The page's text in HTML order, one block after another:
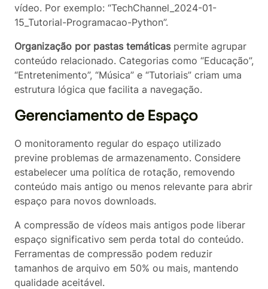
vídeo. Por exemplo: “TechChannel_2024-01-
15_Tutorial-Programacao-Python”.
Organização por pastas temáticaspermite agrupar
conteúdo relacionado. Categorias como “Educação”,
“Entretenimento”, “Música” e “Tutoriais” criam uma
estrutura lógica que facilita a navegação.
Gerenciamento de Espaço
O monitoramento regular do espaço utilizado
previne problemas de armazenamento. Considere
estabelecer uma política de rotação, removendo
conteúdo mais antigo ou menos relevante para abrir
espaço para novos downloads.
A compressão de vídeos mais antigos pode liberar
espaço significativo sem perda total do conteúdo.
Ferramentas de compressão podem reduzir
tamanhos de arquivo em 50% ou mais, mantendo
qualidade aceitável.